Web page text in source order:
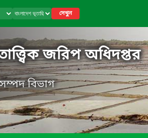
দেখুন
জরিপ অধিদপ্তর
বিভাগ